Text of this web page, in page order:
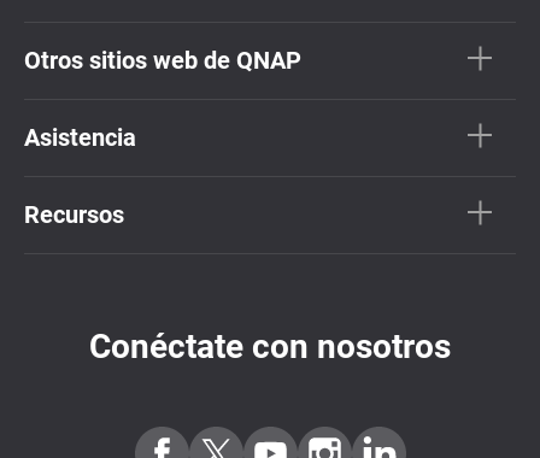
Otros sitios web de QNAP
Asistencia
Recursos
Conéctate con nosotros